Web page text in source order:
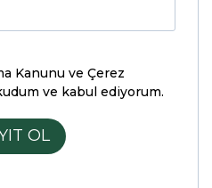
Kanunu ve Çerez
ve kabul ediyorum.
OL